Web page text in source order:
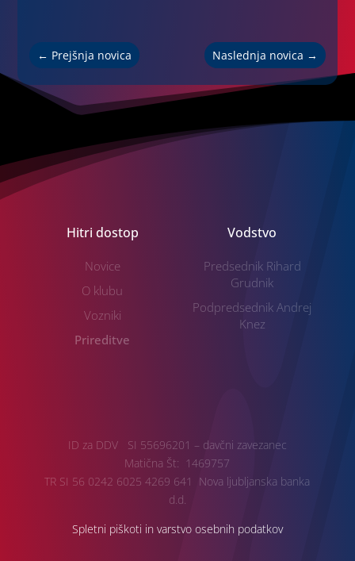
← Prejšnja novica Naslednja novica →
Hitri dostop
Novice
O klubu
Vozniki
Prireditve
Vodstvo
Predsednik Rihard
Grudnik
Podpredsednik Andrej
Knez
ID za DDV SI 55696201 – davčni zavezanec
Matična Št: 1469757
TR SI 56 0242 6025 4269 641 Nova ljubljanska banka
d.d.
Spletni piškoti in varstvo osebnih podatkov